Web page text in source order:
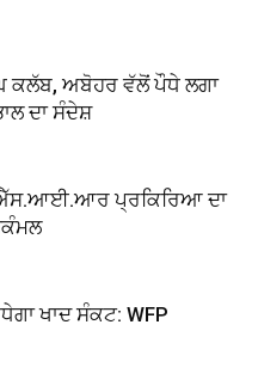
ਕਲੱਬ, ਅਬੋਹਰ ਵੱਲੋਂ ਪੌਧੇ ਲਗਾ
ਦਾ ਸੰਦੇਸ਼
ਐੱਸ.ਆਈ.ਆਰ ਪ੍ਰਕਿਰਿਆ ਦਾ
ਖਾਦ ਸੰਕਟ: WFP